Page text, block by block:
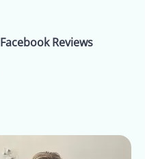
Facebook Reviews